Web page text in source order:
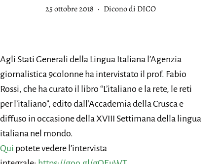
Pubblicato
25 ottobre 2018 Categorie:
Dicono di DICO
Agli Stati Generali della Lingua Italiana l’Agenzia
giornalistica 9colonne ha intervistato il prof. Fabio
Rossi, che ha curato il libro “L’italiano e la rete, le reti
per l’italiano”, edito dall’Accademia della Crusca e
diffuso in occasione della XVIII Settimana della lingua
italiana nel mondo.
Qui potete vedere l’intervista